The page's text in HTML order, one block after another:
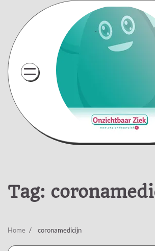
content
Tag:
Home coronamedicijn